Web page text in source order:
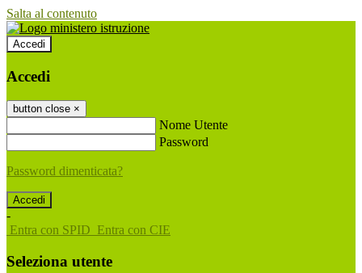
Salta al contenuto
Accedi
Accedi
button close ×
Nome Utente
Password
Password dimenticata?
-
Entra con SPID Entra con CIE
Seleziona utente